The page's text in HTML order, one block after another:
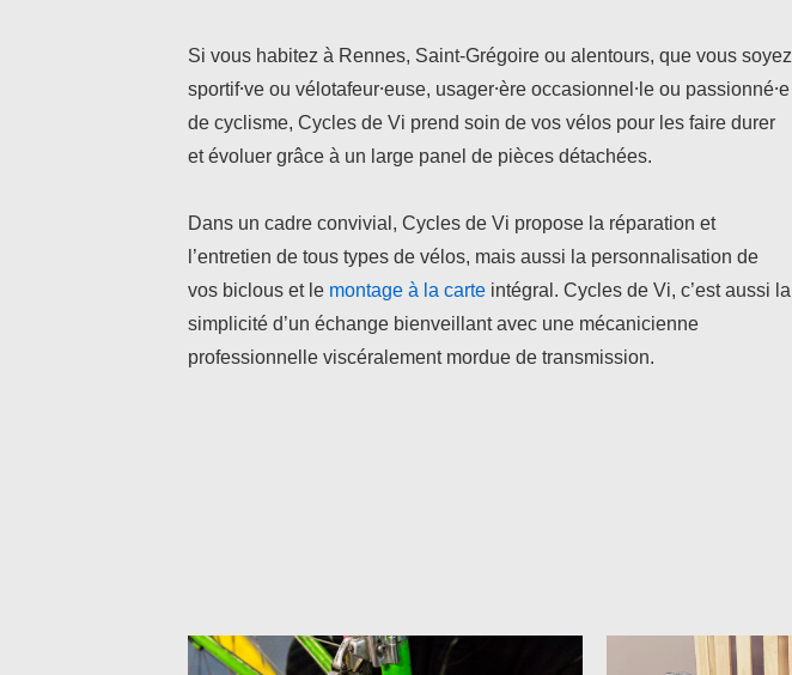
Si vous habitez à Rennes, Saint-Grégoire ou alentours, que vous soyez
sportif⸱ve ou vélotafeur⸱euse, usager⸱ère occasionnel⸱le ou passionné⸱e
de cyclisme, Cycles de Vi prend soin de vos vélos pour les faire durer
et évoluer grâce à un large panel de pièces détachées.
Dans un cadre convivial, Cycles de Vi propose la réparation et
l’entretien de tous types de vélos, mais aussi la personnalisation de
vos biclous et le montage à la carte intégral. Cycles de Vi, c’est aussi la
simplicité d’un échange bienveillant avec une mécanicienne
professionnelle viscéralement mordue de transmission.